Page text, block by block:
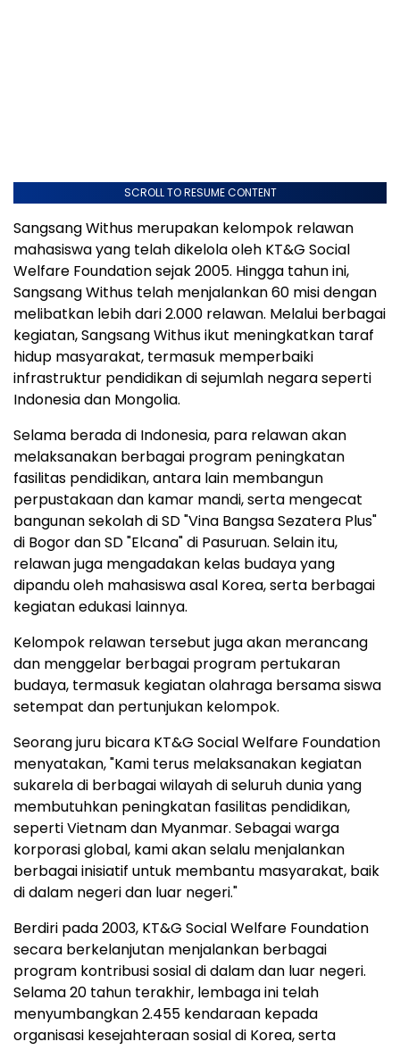
SCROLL TO RESUME CONTENT
Sangsang Withus merupakan kelompok relawan
mahasiswa yang telah dikelola oleh KT&G Social
Welfare Foundation sejak 2005. Hingga tahun ini,
Sangsang Withus telah menjalankan 60 misi dengan
melibatkan lebih dari 2.000 relawan. Melalui berbagai
kegiatan, Sangsang Withus ikut meningkatkan taraf
hidup masyarakat, termasuk memperbaiki
infrastruktur pendidikan di sejumlah negara seperti
Indonesia dan Mongolia.
Selama berada di Indonesia, para relawan akan
melaksanakan berbagai program peningkatan
fasilitas pendidikan, antara lain membangun
perpustakaan dan kamar mandi, serta mengecat
bangunan sekolah di SD "Vina Bangsa Sezatera Plus"
di Bogor dan SD "Elcana" di Pasuruan. Selain itu,
relawan juga mengadakan kelas budaya yang
dipandu oleh mahasiswa asal Korea, serta berbagai
kegiatan edukasi lainnya.
Kelompok relawan tersebut juga akan merancang
dan menggelar berbagai program pertukaran
budaya, termasuk kegiatan olahraga bersama siswa
setempat dan pertunjukan kelompok.
Seorang juru bicara KT&G Social Welfare Foundation
menyatakan, "Kami terus melaksanakan kegiatan
sukarela di berbagai wilayah di seluruh dunia yang
membutuhkan peningkatan fasilitas pendidikan,
seperti Vietnam dan Myanmar. Sebagai warga
korporasi global, kami akan selalu menjalankan
berbagai inisiatif untuk membantu masyarakat, baik
di dalam negeri dan luar negeri."
Berdiri pada 2003, KT&G Social Welfare Foundation
secara berkelanjutan menjalankan berbagai
program kontribusi sosial di dalam dan luar negeri.
Selama 20 tahun terakhir, lembaga ini telah
menyumbangkan 2.455 kendaraan kepada
organisasi kesejahteraan sosial di Korea, serta